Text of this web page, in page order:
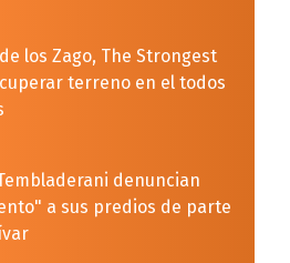
los Zago, The Strongest
terreno en el todos
denuncian
a sus predios de parte